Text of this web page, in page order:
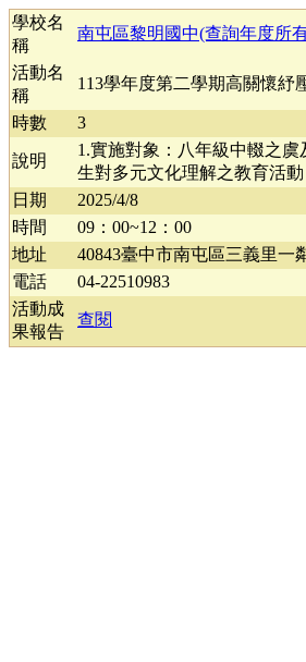
學校名
稱
南屯區黎明國中(查詢年度所
活動名
稱
113學年度第二學期高關懷紓
時數 3
說明
1.實施對象：八年級中輟之
生對多元文化理解之教育活
日期
2025/4/8
時間
09：00~12：00
地址
40843臺中市南屯區三義里一
電話
04-22510983
活動成
果報告
查閱